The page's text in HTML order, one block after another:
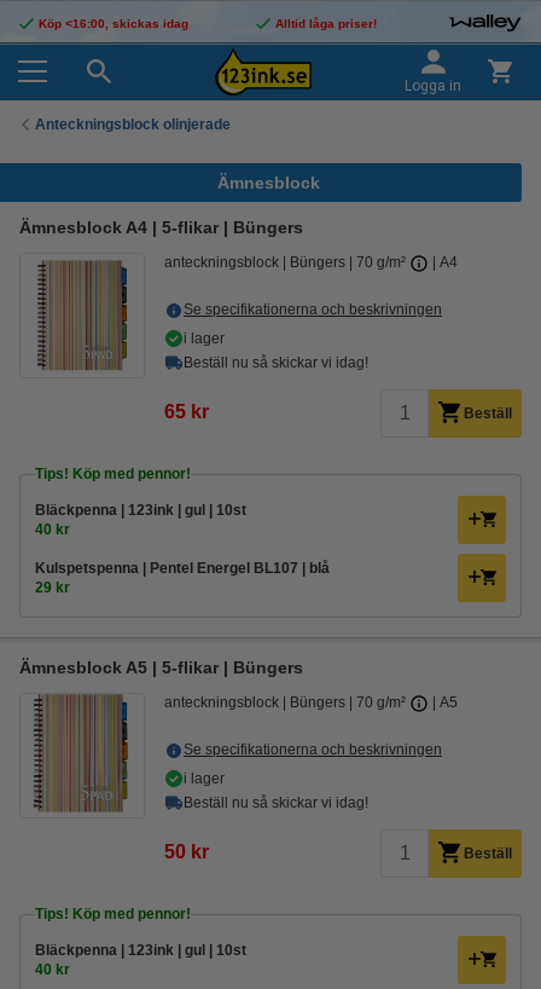
Köp <16:00, skickas idag Alltid låga priser!
Logga in
Anteckningsblock olinjerade
Ämnesblock
Ämnesblock A4 | 5-flikar | Büngers
anteckningsblock Büngers 70 g/m² A4
Se specifikationerna och beskrivningen
i lager
Beställ nu så skickar vi idag!
65 kr Beställ
Tips! Köp med pennor!
Bläckpenna | 123ink | gul | 10st
40 kr
Kulspetspenna | Pentel Energel BL107 | blå
29 kr
Ämnesblock A5 | 5-flikar | Büngers
anteckningsblock Büngers 70 g/m² A5
Se specifikationerna och beskrivningen
i lager
Beställ nu så skickar vi idag!
50 kr Beställ
Tips! Köp med pennor!
Bläckpenna | 123ink | gul | 10st
40 kr